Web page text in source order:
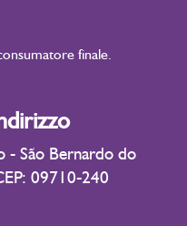
finale.
- São Bernardo do
09710-240